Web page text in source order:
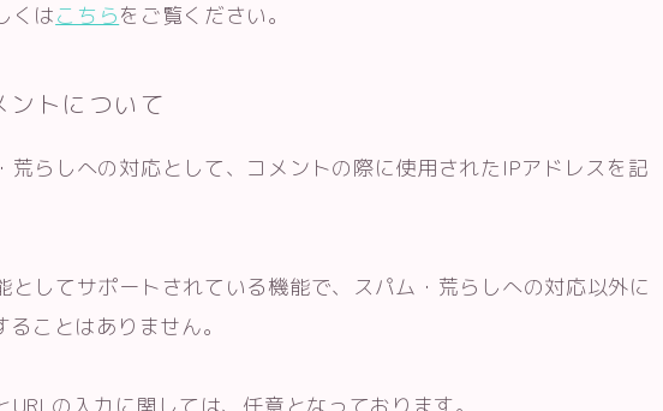
くはこちらをご覧ください。
ントについて
荒らしへの対応として、コメントの際に使用されたIPアドレスを記
としてサポートされている機能で、スパム・荒らしへの対応以外に
ことはありません。